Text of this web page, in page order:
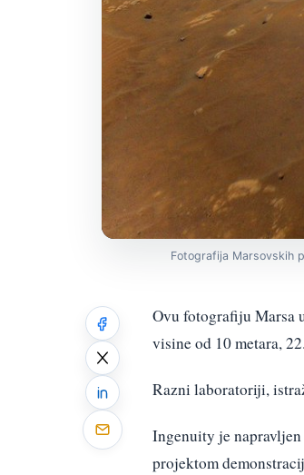
Fotografija Marsovskih
Ovu fotografiju Marsa
visine od 10 metara,
Razni laboratoriji,
Ingenuity je
projektom